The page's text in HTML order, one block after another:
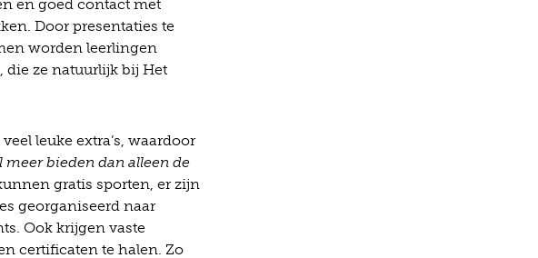
en goed contact met
Door presentaties te
worden leerlingen
die ze natuurlijk bij Het
leuke extra’s, waardoor
meer bieden dan alleen de
gratis sporten, er zijn
georganiseerd naar
Ook krijgen vaste
certificaten te halen. Zo